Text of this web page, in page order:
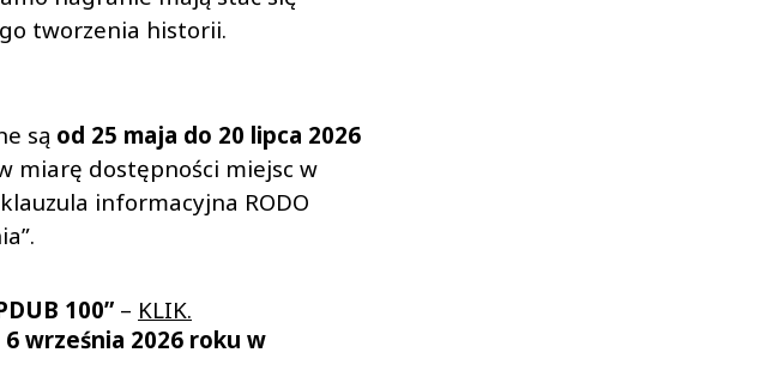
tworzenia historii.
są od 25 maja do 20 lipca 2026
miarę dostępności miejsc w
informacyjna RODO
100” – KLIK.
6 września 2026 roku w